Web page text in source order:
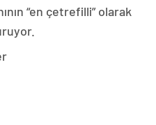
“en çetrefilli” olarak